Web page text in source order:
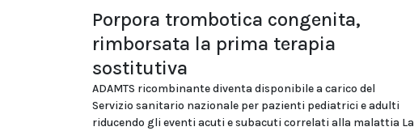
Porpora trombotica congenita,
rimborsata la prima terapia
sostitutiva
ADAMTS ricombinante diventa disponibile a carico del
Servizio sanitario nazionale per pazienti pediatrici e adulti
riducendo gli eventi acuti e subacuti correlati alla malattia La